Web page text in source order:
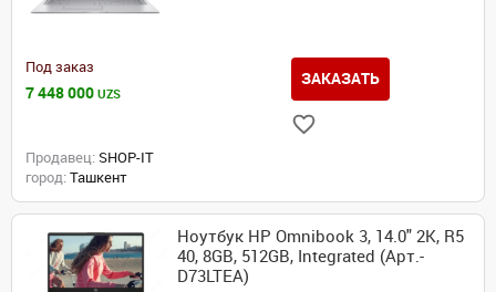
Под заказ
7 448 000 UZS
ЗАКАЗАТЬ
Продавец: SHOP-IT
город: Ташкент
Ноутбук HP Omnibook 3, 14.0" 2K, R5
40, 8GB, 512GB, Integrated (Арт.-
D73LTEA)